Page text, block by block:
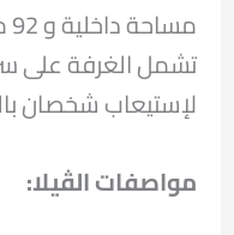
تشمل الغرفة على
لإستيعاب شخصان
مواصفات الڤيلا: